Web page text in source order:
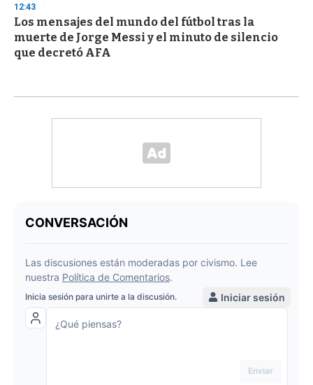
12:43
Los mensajes del mundo del fútbol tras la
muerte de Jorge Messi y el minuto de silencio
que decretó AFA